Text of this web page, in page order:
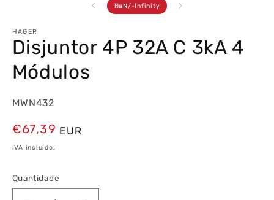
NaN/ de
-Infinity
HAGER
Disjuntor 4P 32A C 3kA 4
Módulos
MWN432
Preço
normal
€67,39 EUR
IVA incluído.
Quantidade